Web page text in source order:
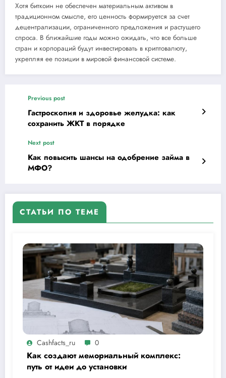
Хотя биткоин не обеспечен материальным активом в
традиционном смысле, его ценность формируется за счет
децентрализации, ограниченного предложения и растущего
спроса. В ближайшие годы можно ожидать, что все больше
стран и корпораций будут инвестировать в криптовалюту,
укрепляя ее позиции в мировой финансовой системе.
Previous post
Гастроскопия и здоровье желудка: как
сохранить ЖКТ в порядке
Next post
Как повысить шансы на одобрение займа в
МФО?
СТАТЬИ ПО ТЕМЕ
Cashfacts_ru 0
Как создают мемориальный комплекс:
путь от идеи до установки